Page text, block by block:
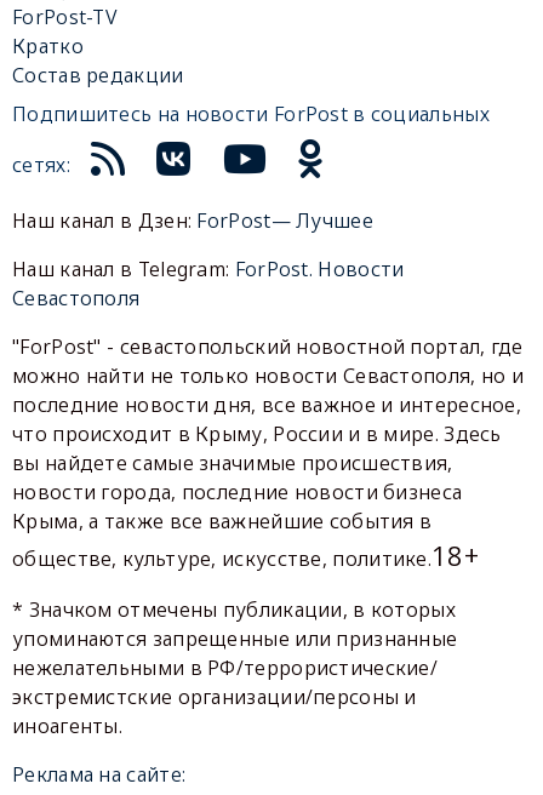
ForPost-TV
Кратко
Состав редакции
Подпишитесь на новости ForPost в социальных
сетях:
Наш канал в Дзен: ForPost— Лучшее
Наш канал в Telegram: ForPost. Новости
Севастополя
"ForPost" - севастопольский новостной портал, где
можно найти не только новости Севастополя, но и
последние новости дня, все важное и интересное,
что происходит в Крыму, России и в мире. Здесь
вы найдете самые значимые происшествия,
новости города, последние новости бизнеса
Крыма, а также все важнейшие события в
обществе, культуре, искусстве, политике.18+
* Значком отмечены публикации, в которых
упоминаются запрещенные или признанные
нежелательными в РФ/террористические/
экстремистские организации/персоны и
иноагенты.
Реклама на сайте: